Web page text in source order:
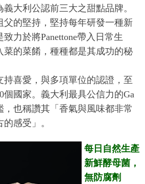
大利公認前三大之甜點品牌。
父的堅持，堅持每年研發一種新
力於將Panettone帶入日常生
菜的菜餚，種種都是其成功的秘
持喜愛，與多項單位的認證，至
個國家。義大利最具公信力的Ga
，也稱讚其「香氣與風味都非常
感受」。
每日自然生產
新鮮酵母菌，
無防腐劑